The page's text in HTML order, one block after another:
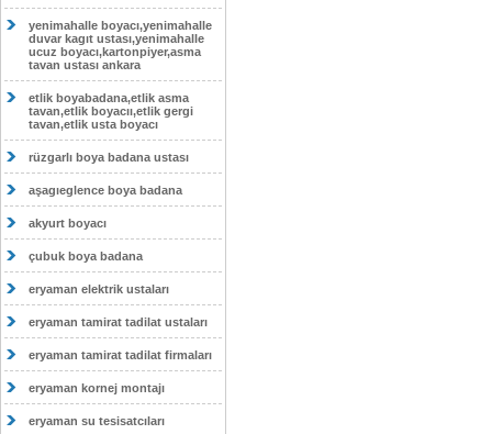
yenimahalle boyacı,yenimahalle
duvar kagıt ustası,yenimahalle
ucuz boyacı,kartonpiyer,asma
tavan ustası ankara
etlik boyabadana,etlik asma
tavan,etlik boyacıı,etlik gergi
tavan,etlik usta boyacı
rüzgarlı boya badana ustası
aşagıeglence boya badana
akyurt boyacı
çubuk boya badana
eryaman elektrik ustaları
eryaman tamirat tadilat ustaları
eryaman tamirat tadilat firmaları
eryaman kornej montajı
eryaman su tesisatcıları